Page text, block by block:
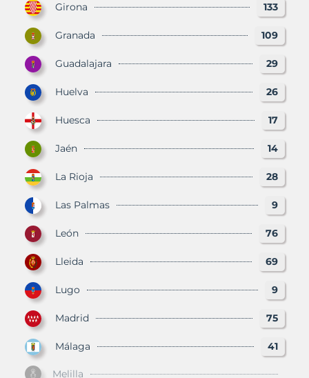
Girona 133
Granada 109
Guadalajara 29
Huelva 26
Huesca 17
Jaén 14
La Rioja 28
Las Palmas 9
León 76
Lleida 69
Lugo 9
Madrid 75
Málaga 41
Melilla